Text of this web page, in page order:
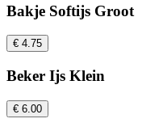
Bakje Softijs Groot
€ 4.75
Beker Ijs Klein
€ 6.00